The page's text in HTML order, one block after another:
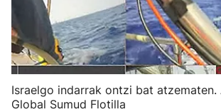
Israelgo indarrak ontzi bat atzematen.
Global Sumud Flotilla